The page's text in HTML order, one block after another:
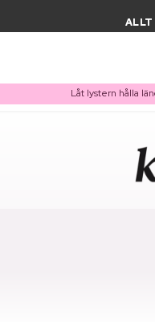
ALLT
Låt lystern hålla